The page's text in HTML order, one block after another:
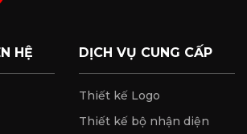
HỆ DỊCH VỤ CUNG CẤP
Thiết kế Logo
Thiết kế bộ nhận diện